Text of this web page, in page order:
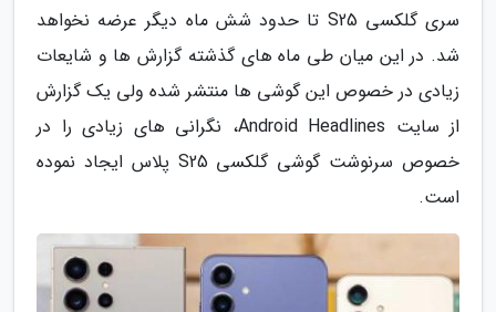
سری گلکسی S25 تا حدود شش ماه دیگر عرضه نخواهد
شد. در این میان طی ماه های گذشته گزارش ها و شایعات
زیادی در خصوص این گوشی ها منتشر شده ولی یک گزارش
از سایت Android Headlines، نگرانی های زیادی را در
خصوص سرنوشت گوشی گلکسی S25 پلاس ایجاد نموده
است.